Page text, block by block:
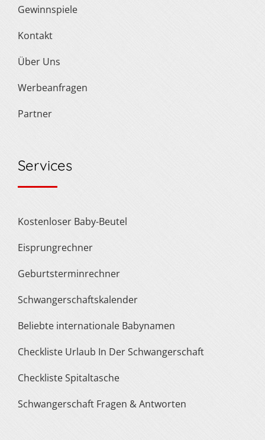
Gewinnspiele
Kontakt
Über Uns
Werbeanfragen
Partner
Services
Kostenloser Baby-Beutel
Eisprungrechner
Geburtsterminrechner
Schwangerschaftskalender
Beliebte internationale Babynamen
Checkliste Urlaub In Der Schwangerschaft
Checkliste Spitaltasche
Schwangerschaft Fragen & Antworten